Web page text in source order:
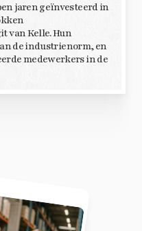
jaren geïnvesteerd in
van Kelle. Hun
de industrienorm, en
medewerkers in de